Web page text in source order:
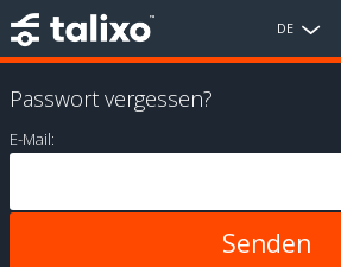
DE
Passwort vergessen?
E-Mail: